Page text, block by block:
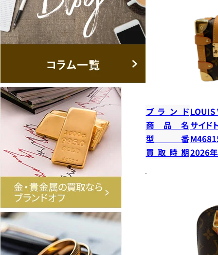
ブランドLOUIS
商品名 サイド
型番
買取時期2026